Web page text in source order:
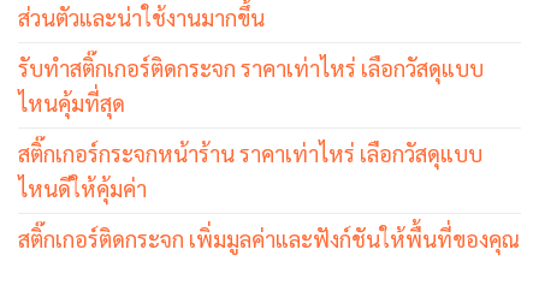
ส่วนตัวและน่าใช้งานมากขึ้น
รับทำสติ๊กเกอร์ติดกระจก ราคาเท่าไหร่ เลือกวัสดุแบบ
ไหนคุ้มที่สุด
สติ๊กเกอร์กระจกหน้าร้าน ราคาเท่าไหร่ เลือกวัสดุแบบ
ไหนดีให้คุ้มค่า
สติ๊กเกอร์ติดกระจก เพิ่มมูลค่าและฟังก์ชันให้พื้นที่ของคุณ